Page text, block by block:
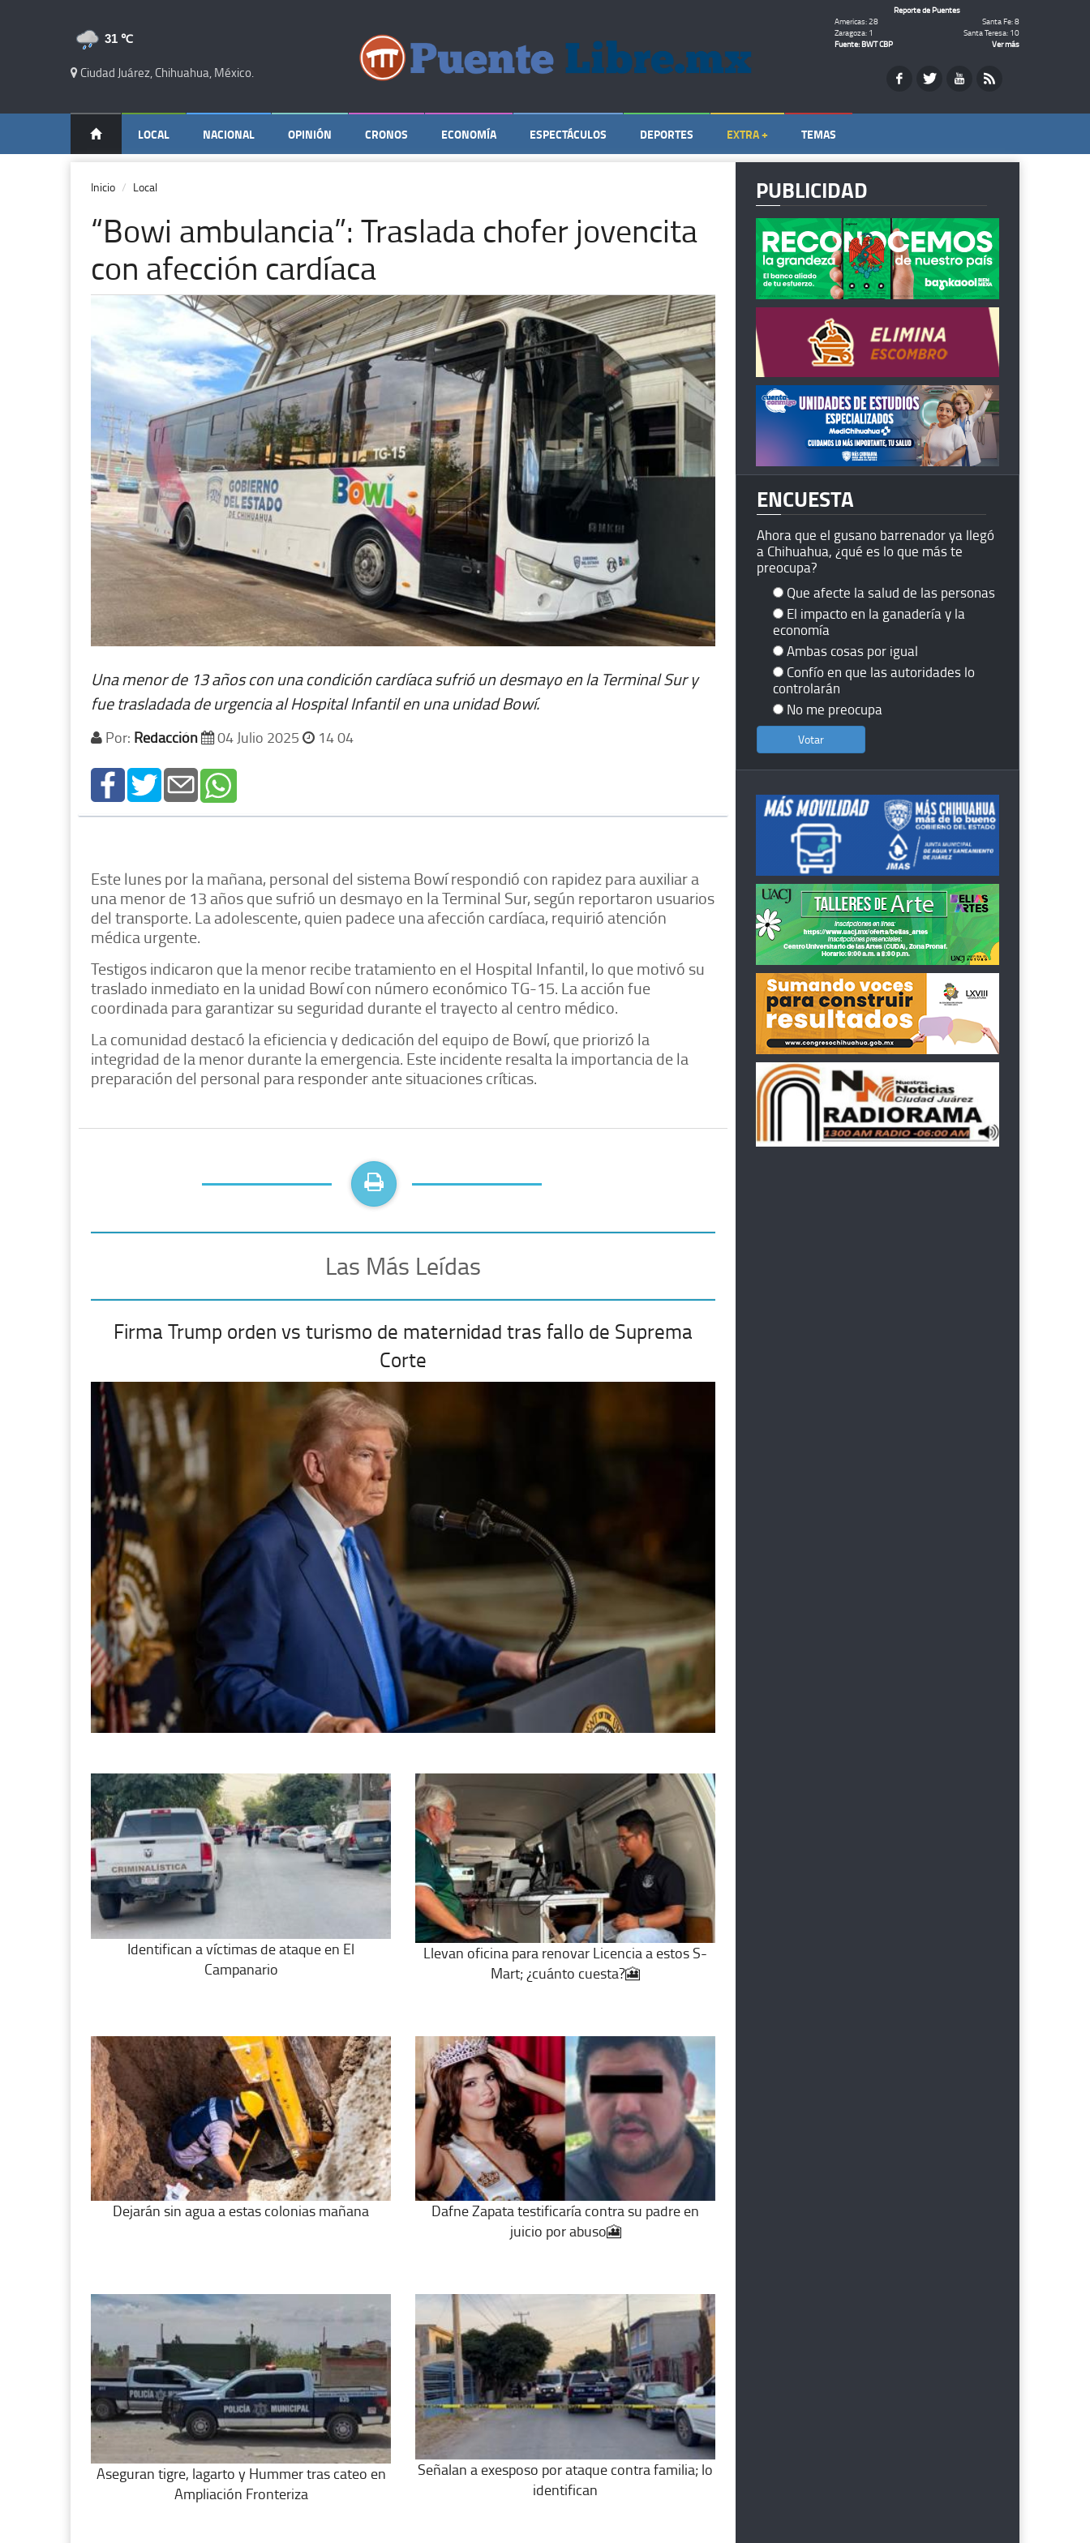
31 ℃
Ciudad Juárez, Chihuahua, México.
Reporte de Puentes
Americas: 28
Santa Fe: 8
Zaragoza: 1
Santa Teresa: 10
Fuente: BWT CBP
Ver más
LOCAL NACIONAL OPINIÓN CRONOS ECONOMÍA ESPECTÁCULOS DEPORTES EXTRA + TEMAS
Inicio Local
“Bowi ambulancia”: Traslada chofer jovencita
con afección cardíaca
Una menor de 13 años con una condición cardíaca sufrió un desmayo en la Terminal Sur y
fue trasladada de urgencia al Hospital Infantil en una unidad Bowí.
Por: Redacción 04 Julio 2025 14 04
Este lunes por la mañana, personal del sistema Bowí respondió con rapidez para auxiliar a
una menor de 13 años que sufrió un desmayo en la Terminal Sur, según reportaron usuarios
del transporte. La adolescente, quien padece una afección cardíaca, requirió atención
médica urgente.
Testigos indicaron que la menor recibe tratamiento en el Hospital Infantil, lo que motivó su
traslado inmediato en la unidad Bowí con número económico TG-15. La acción fue
coordinada para garantizar su seguridad durante el trayecto al centro médico.
La comunidad destacó la eficiencia y dedicación del equipo de Bowí, que priorizó la
integridad de la menor durante la emergencia. Este incidente resalta la importancia de la
preparación del personal para responder ante situaciones críticas.
Las Más Leídas
Firma Trump orden vs turismo de maternidad tras fallo de Suprema
Corte
Identifican a víctimas de ataque en El
Campanario
Llevan oficina para renovar Licencia a estos S-
Mart; ¿cuánto cuesta?🎦
Dejarán sin agua a estas colonias mañana
Dafne Zapata testificaría contra su padre en
juicio por abuso🎦
Aseguran tigre, lagarto y Hummer tras cateo en
Ampliación Fronteriza
Señalan a exesposo por ataque contra familia; lo
identifican
PUBLICIDAD
ENCUESTA
Ahora que el gusano barrenador ya llegó
a Chihuahua, ¿qué es lo que más te
preocupa?
Que afecte la salud de las personas
El impacto en la ganadería y la
economía
Ambas cosas por igual
Confío en que las autoridades lo
controlarán
No me preocupa